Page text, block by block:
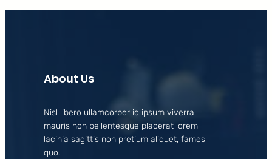
About Us
Nisl libero ullamcorper id ipsum viverra
mauris non pellentesque placerat lorem
lacinia sagittis non pretium aliquet, fames
quo.